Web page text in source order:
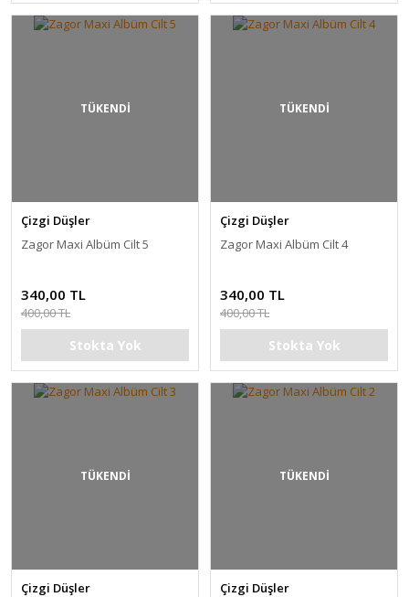
TÜKENDİ
Çizgi Düşler
Zagor Maxi Albüm Cilt 5
340,00 TL
400,00 TL
Stokta Yok
TÜKENDİ
Çizgi Düşler
Zagor Maxi Albüm Cilt 4
340,00 TL
400,00 TL
Stokta Yok
TÜKENDİ
Çizgi Düşler
TÜKENDİ
Çizgi Düşler